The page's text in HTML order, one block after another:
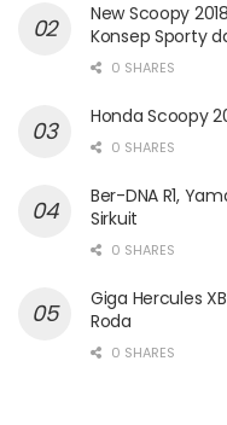
New Scoopy
Konsep Sporty
0 SHARES
Honda Scoopy
0 SHARES
Ber-DNA R1,
Sirkuit
0 SHARES
Giga Hercules
Roda
0 SHARES